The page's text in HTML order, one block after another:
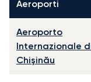
Aeroporti
Aeroporto
Internazionale
Chişinău